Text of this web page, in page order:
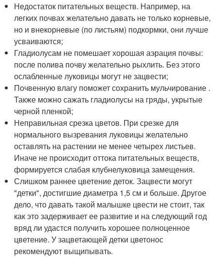
Недостаток питательных веществ. Например, на
легких почвах желательно давать не только корневые,
но и внекорневые (по листьям) подкормки, они лучше
усваиваются;
Гладиолусам не помешает хорошая аэрация почвы:
после полива почву желательно рыхлить. Без этого
ослабленные луковицы могут не зацвести;
Почвенную влагу поможет сохранить мульчирование .
Также можно сажать гладиолусы на гряды, укрытые
черной пленкой;
Неправильная срезка цветов. При срезке для
нормального вызревания луковицы желательно
оставлять на растении не менее четырех листьев.
Иначе не происходит оттока питательных веществ,
формируется слабая клубнелуковица замещения.
Слишком раннее цветение деток. Зацвести могут
"детки", достигшие диаметра 1,5 см и больше. Другое
дело, что давать такой малышке цвести не стоит, так
как это задерживает ее развитие и на следующий год
вряд ли удастся получить хорошее полноценное
цветение. У зацветающей детки цветонос
рекомендуют выщипывать.